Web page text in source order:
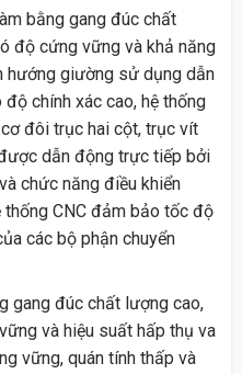
bằng gang đúc chất
độ cứng vững và khả năng
hướng giường sử dụng dẫn
chính xác cao, hệ thống
đôi trục hai cột, trục vít
dẫn động trực tiếp bởi
chức năng điều khiển
CNC đảm bảo tốc độ
các bộ phận chuyển
gang đúc chất lượng cao,
và hiệu suất hấp thụ va
vững, quán tính thấp và